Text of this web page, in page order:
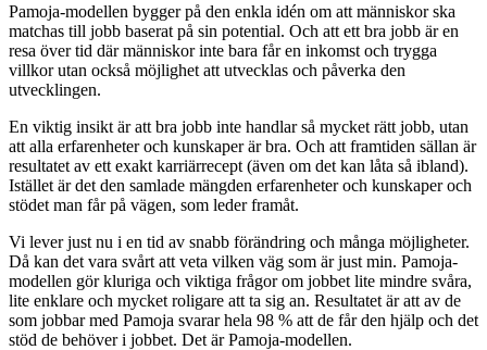
Pamoja-modellen bygger på den enkla idén om att människor ska
matchas till jobb baserat på sin potential. Och att ett bra jobb är en
resa över tid där människor inte bara får en inkomst och trygga
villkor utan också möjlighet att utvecklas och påverka den
utvecklingen.
En viktig insikt är att bra jobb inte handlar så mycket rätt jobb, utan
att alla erfarenheter och kunskaper är bra. Och att framtiden sällan är
resultatet av ett exakt karriärrecept (även om det kan låta så ibland).
Istället är det den samlade mängden erfarenheter och kunskaper och
stödet man får på vägen, som leder framåt.
Vi lever just nu i en tid av snabb förändring och många möjligheter.
Då kan det vara svårt att veta vilken väg som är just min. Pamoja-
modellen gör kluriga och viktiga frågor om jobbet lite mindre svåra,
lite enklare och mycket roligare att ta sig an. Resultatet är att av de
som jobbar med Pamoja svarar hela 98 % att de får den hjälp och det
stöd de behöver i jobbet. Det är Pamoja-modellen.